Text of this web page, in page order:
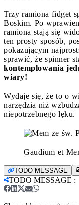
Trzy ramiona fidget
Boskim. Po
ramiona stają się
ten prosty sposób,
pokazującym
sprawić, że spinner
kontemplowania
wiary!
Wydaje się, że to o
narzędzia niż
niepotrzebnego lęku.
Gaudium et
TODO MESSAGE
TODO MESSAGE :